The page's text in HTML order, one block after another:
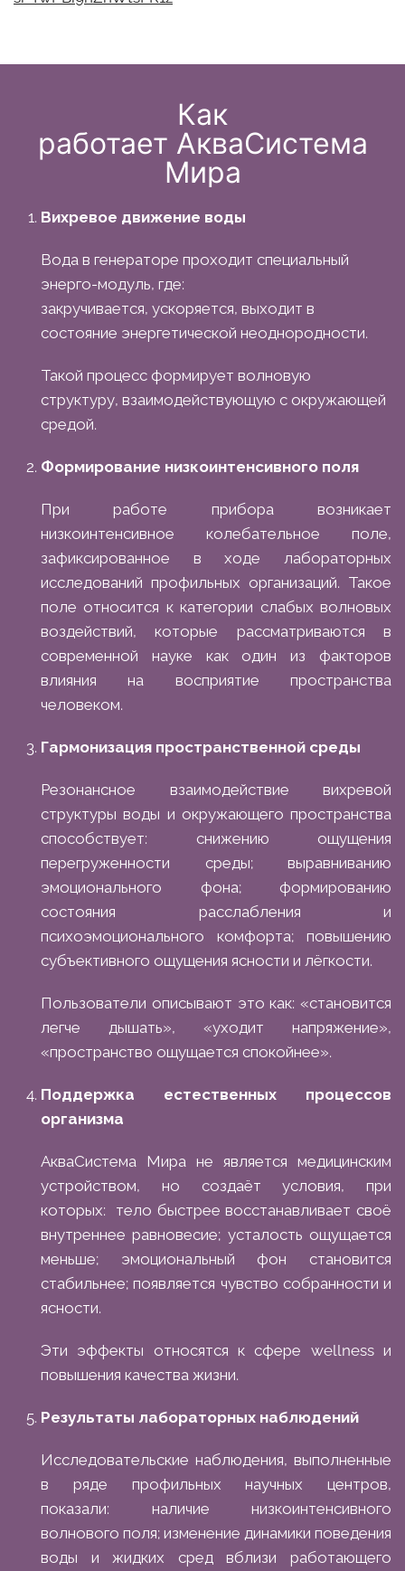
Как
работает АкваСистема
Мира
Вихревое движение воды
Вода в генераторе проходит специальный
энерго-модуль, где:
закручивается, ускоряется, выходит в
состояние энергетической неоднородности.
Такой процесс формирует волновую
структуру, взаимодействующую с окружающей
средой.
Формирование низкоинтенсивного поля
При работе прибора возникает
низкоинтенсивное колебательное поле,
зафиксированное в ходе лабораторных
исследований профильных организаций. Такое
поле относится к категории слабых волновых
воздействий, которые рассматриваются в
современной науке как один из факторов
влияния на восприятие пространства
человеком.
Гармонизация пространственной среды
Резонансное взаимодействие вихревой
структуры воды и окружающего пространства
способствует: снижению ощущения
перегруженности среды; выравниванию
эмоционального фона; формированию
состояния расслабления и
психоэмоционального комфорта; повышению
субъективного ощущения ясности и лёгкости.
Пользователи описывают это как: «становится
легче дышать», «уходит напряжение»,
«пространство ощущается спокойнее».
Поддержка естественных процессов
организма
АкваСистема Мира не является медицинским
устройством, но создаёт условия, при
которых: тело быстрее восстанавливает своё
внутреннее равновесие; усталость ощущается
меньше; эмоциональный фон становится
стабильнее; появляется чувство собранности и
ясности.
Эти эффекты относятся к сфере wellness и
повышения качества жизни.
Результаты лабораторных наблюдений
Исследовательские наблюдения, выполненные
в ряде профильных научных центров,
показали: наличие низкоинтенсивного
волнового поля; изменение динамики поведения
воды и жидких сред вблизи работающего